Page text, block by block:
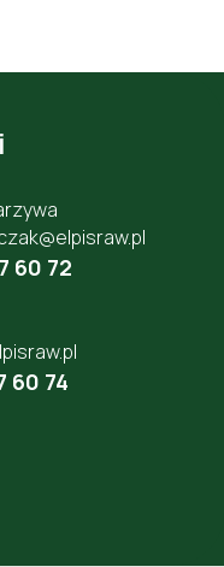
60 72
60 74